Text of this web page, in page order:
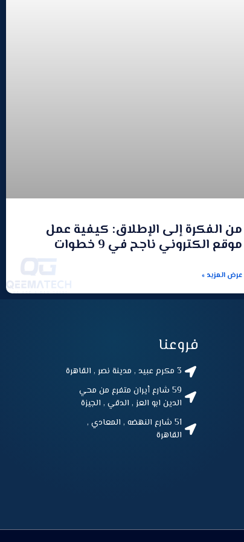
من الفكرة إلى الإطلاق: كيفية عمل
موقع الكتروني ناجح في 9 خطوات
عرض المزيد »
فروعنا
3 مكرم عبيد , مدينة نصر , القاهرة
59 شارع أيران متفرع من محي
الدين ابو العز , الدقي , الجيزة
51 شارع النهضه , المعادي ,
القاهرة